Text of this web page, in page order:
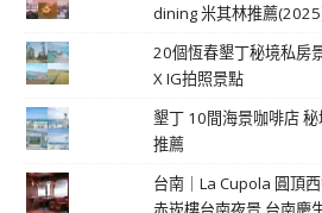
dining 米其林推薦
20個恆春墾丁秘境私房
X IG拍照景點
墾丁 10間海景咖啡店
推薦
台南｜La Cupola 圓頂